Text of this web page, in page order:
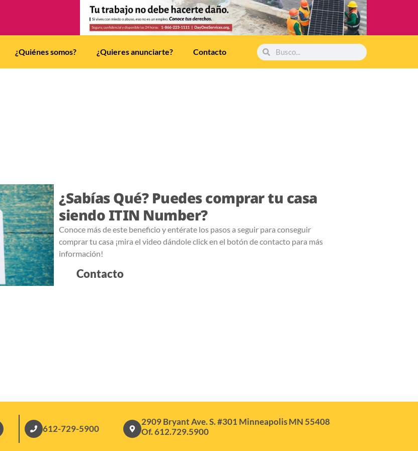
¿Quiénes somos? ¿Quieres anunciarte? Contacto
¿Sabías Qué? Puedes comprar tu casa
siendo ITIN Number?
Conoce más de este beneficio y entérate los pasos a seguir para conseguir
comprar tu casa ¡mira el video dándole click en el botón de contacto para más
información!
Contacto
612-729-5900
2909 Bryant Ave. S. #301 Minneapolis MN 55408
Of. 612.729.5900